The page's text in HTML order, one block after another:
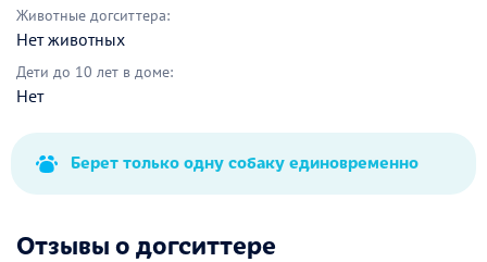
Животные догситтера:
Нет животных
Дети до 10 лет в доме:
Нет
Берет только одну собаку единовременно
Отзывы о догситтере